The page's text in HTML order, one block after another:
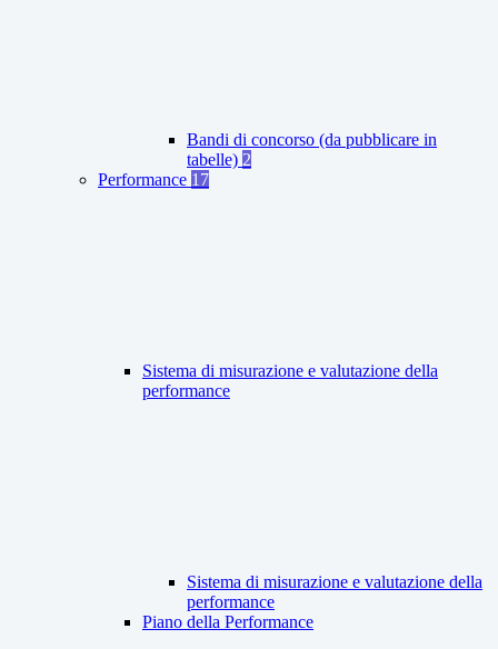
Bandi di concorso (da pubblicare in
tabelle) 2
Performance 17
Sistema di misurazione e valutazione della
performance
Sistema di misurazione e valutazione della
performance
Piano della Performance